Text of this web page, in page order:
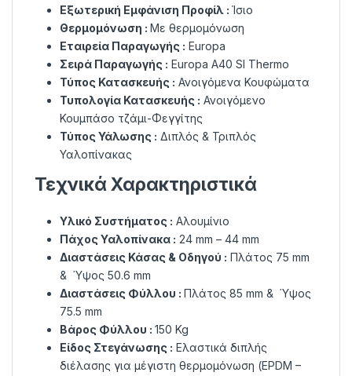
Εξωτερική Εμφάνιση Προφίλ : Ίσιο
Θερμομόνωση : Με θερμομόνωση
Εταιρεία Παραγωγής : Europa
Σειρά Παραγωγής : Europa A40 SI Thermo
Τύπος Κατασκευής : Ανοιγόμενα Κουφώματα
Τυπολογία Κατασκευής : Ανοιγόμενο
Κουμπάσο τζάμι-Φεγγίτης
Τύπος Υάλωσης : Διπλός & Τριπλός
Υαλοπίνακας
Τεχνικά Χαρακτηριστικά
Υλικό Συστήματος : Αλουμίνιο
Πάχος Υαλοπίνακα : 24 mm – 44 mm
Διαστάσεις Κάσας & Οδηγού : Πλάτος 75 mm
& Ύψος 50.6 mm
Διαστάσεις Φύλλου : Πλάτος 85 mm & Ύψος
75.5 mm
Βάρος Φύλλου : 150 Kg
Είδος Στεγάνωσης : Ελαστικά διπλής
διέλασης για μέγιστη θερμομόνωση (EPDM –